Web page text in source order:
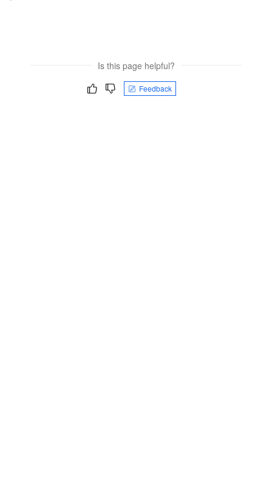
Is this page helpful?
Feedback